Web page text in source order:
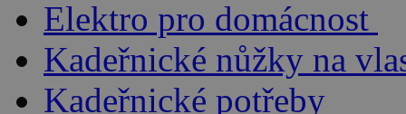
Elektro pro domácnost
Kadeřnické nůžky na
Kadeřnické potřeby